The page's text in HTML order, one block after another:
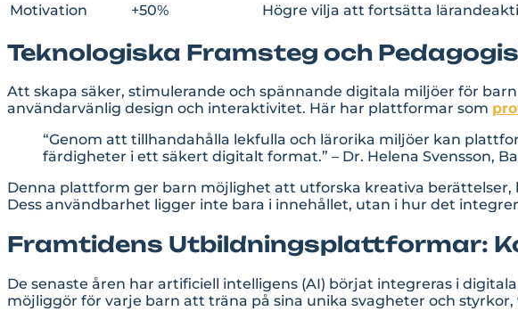
Motivation
+50% Högre vilja att fortsätta
Teknologiska Framsteg och
Att skapa säker, stimulerande och spännande digitala miljöer för
användarvänlig design och interaktivitet. Här har plattformar som
“Genom att tillhandahålla lekfulla och lärorika miljöer kan
färdigheter i ett säkert digitalt format.” – Dr. Helena Svensson,
Denna plattform ger barn möjlighet att utforska kreativa berättelser,
Dess användbarhet ligger inte bara i innehållet, utan i hur det
Framtidens Utbildningsplattformar:
De senaste åren har artificiell intelligens (AI) börjat integreras i
möjliggör för varje barn att träna på sina unika svagheter och